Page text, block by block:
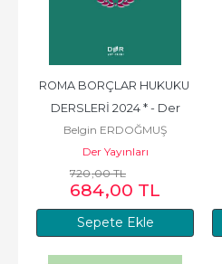
Sepete Ekle
ROMA BORÇLAR HUKUKU
DERSLERİ 2024 * - Der
Belgin ERDOĞMUŞ
Der Yayınları
720,00TL
684,00 TL